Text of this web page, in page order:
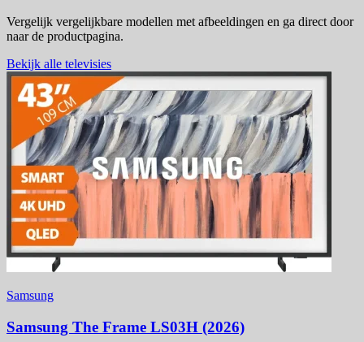
Vergelijk vergelijkbare modellen met afbeeldingen en ga direct door
naar de productpagina.
Bekijk alle televisies
Samsung
Samsung The Frame LS03H (2026)